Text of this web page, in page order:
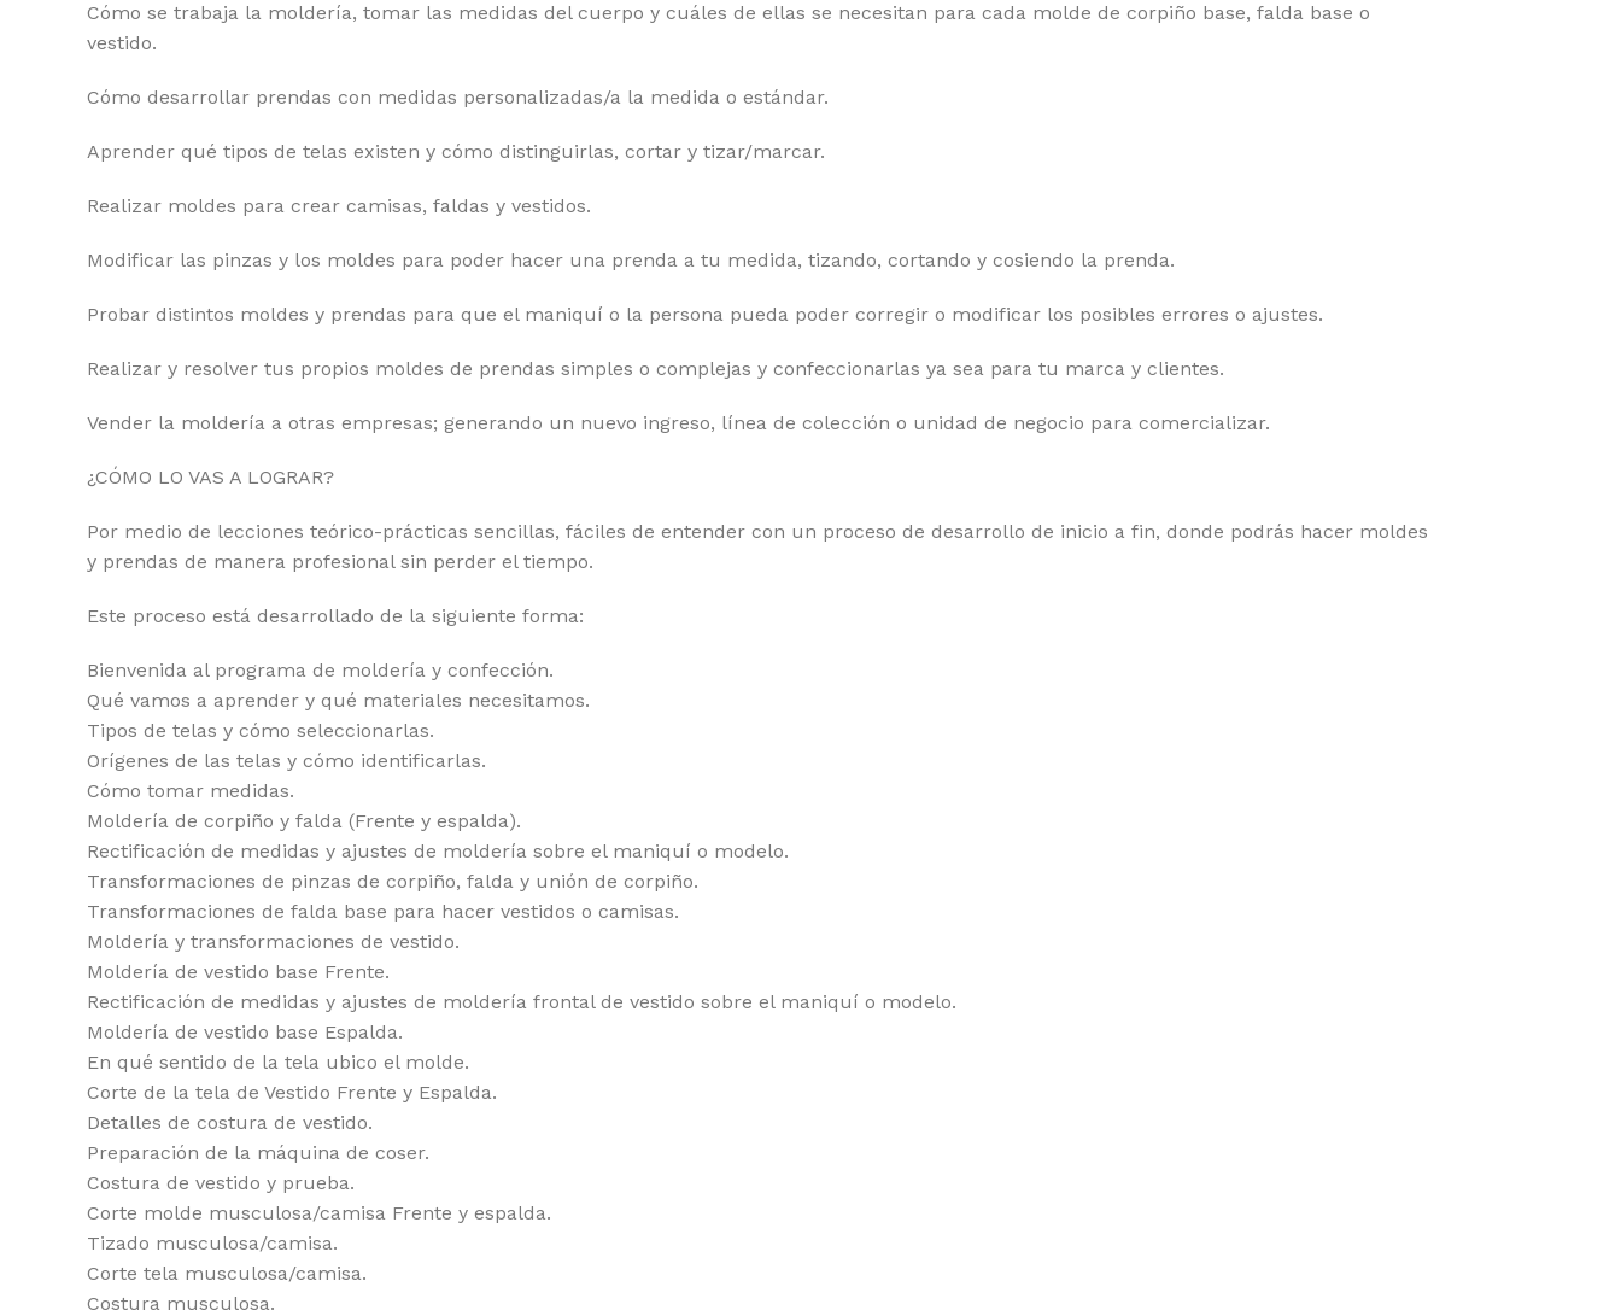
Cómo se trabaja la moldería, tomar las medidas del cuerpo y cuáles de ellas se necesitan para cada molde de corpiño base, falda base o
vestido.
Cómo desarrollar prendas con medidas personalizadas/a la medida o estándar.
Aprender qué tipos de telas existen y cómo distinguirlas, cortar y tizar/marcar.
Realizar moldes para crear camisas, faldas y vestidos.
Modificar las pinzas y los moldes para poder hacer una prenda a tu medida, tizando, cortando y cosiendo la prenda.
Probar distintos moldes y prendas para que el maniquí o la persona pueda poder corregir o modificar los posibles errores o ajustes.
Realizar y resolver tus propios moldes de prendas simples o complejas y confeccionarlas ya sea para tu marca y clientes.
Vender la moldería a otras empresas; generando un nuevo ingreso, línea de colección o unidad de negocio para comercializar.
¿CÓMO LO VAS A LOGRAR?
Por medio de lecciones teórico-prácticas sencillas, fáciles de entender con un proceso de desarrollo de inicio a fin, donde podrás hacer moldes
y prendas de manera profesional sin perder el tiempo.
Este proceso está desarrollado de la siguiente forma:
Bienvenida al programa de moldería y confección.
Qué vamos a aprender y qué materiales necesitamos.
Tipos de telas y cómo seleccionarlas.
Orígenes de las telas y cómo identificarlas.
Cómo tomar medidas.
Moldería de corpiño y falda (Frente y espalda).
Rectificación de medidas y ajustes de moldería sobre el maniquí o modelo.
Transformaciones de pinzas de corpiño, falda y unión de corpiño.
Transformaciones de falda base para hacer vestidos o camisas.
Moldería y transformaciones de vestido.
Moldería de vestido base Frente.
Rectificación de medidas y ajustes de moldería frontal de vestido sobre el maniquí o modelo.
Moldería de vestido base Espalda.
En qué sentido de la tela ubico el molde.
Corte de la tela de Vestido Frente y Espalda.
Detalles de costura de vestido.
Preparación de la máquina de coser.
Costura de vestido y prueba.
Corte molde musculosa/camisa Frente y espalda.
Tizado musculosa/camisa.
Corte tela musculosa/camisa.
Costura musculosa.